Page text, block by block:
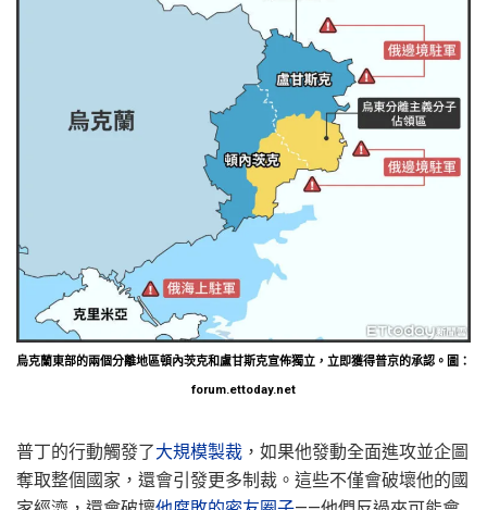
烏克蘭東部的兩個分離地區頓內茨克和盧甘斯克宣佈獨立，立即獲得普京的承認。圖：
forum.ettoday.net
普丁的行動觸發了大規模製裁 ，如果他發動全面進攻並企圖
奪取整個國家，還會引發更多制裁。這些不僅會破壞他的國